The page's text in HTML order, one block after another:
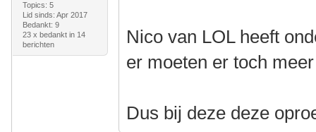
Topics: 5
Lid sinds: Apr 2017
Bedankt: 9
23 x bedankt in 14
berichten
Nico van LOL heeft
er moeten er toch
Dus bij deze deze